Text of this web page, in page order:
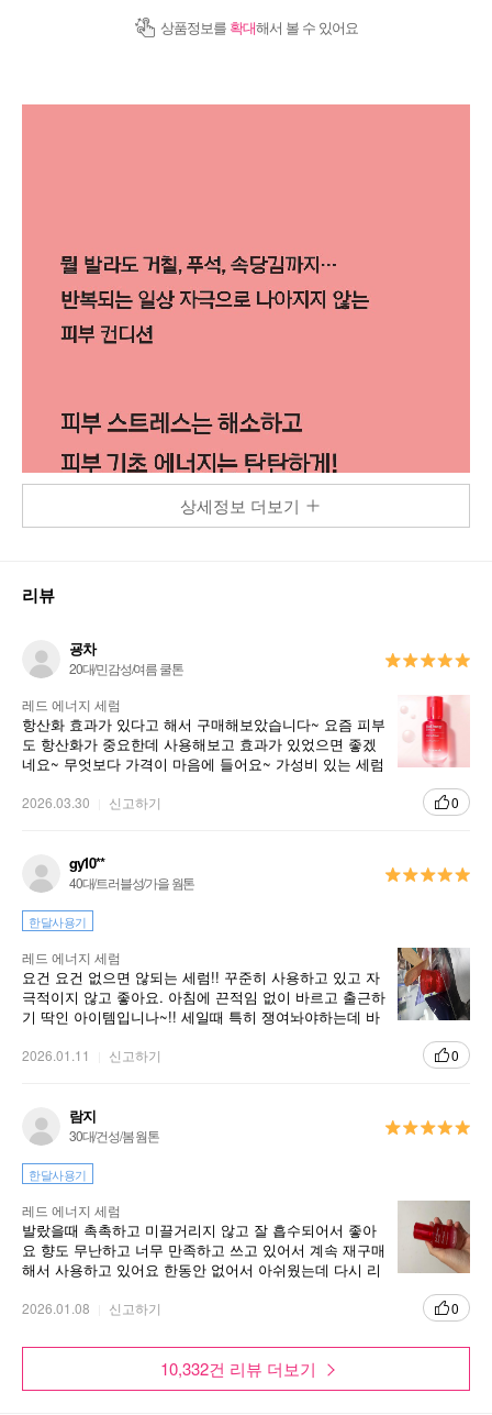
상품정보를 확대해서 볼 수 있어요
상세정보 더보기
리뷰
굥차
20대/민감성/여름 쿨톤
레드 에너지 세럼
항산화 효과가 있다고 해서 구매해보았습니다~ 요즘 피부
도 항산화가 중요한데 사용해보고 효과가 있었으면 좋겠
네요~ 무엇보다 가격이 마음에 들어요~ 가성비 있는 세럼
2026.03.30 신고하기 0
gy10**
40대/트러블성/가을 웜톤
한달사용기
레드 에너지 세럼
요건 요건 없으면 않되는 세럼!! 꾸준히 사용하고 있고 자
극적이지 않고 좋아요. 아침에 끈적임 없이 바르고 출근하
기 딱인 아이템입니나~!! 세일때 특히 쟁여놔야하는데 바
2026.01.11 신고하기 0
람지
30대/건성/봄 웜톤
한달사용기
레드 에너지 세럼
발랐을때 촉촉하고 미끌거리지 않고 잘 흡수되어서 좋아
요 향도 무난하고 너무 만족하고 쓰고 있어서 계속 재구매
해서 사용하고 있어요 한동안 없어서 아쉬웠는데 다시 리
정착템이에요
2026.01.08 신고하기 0
10,332건 리뷰 더보기